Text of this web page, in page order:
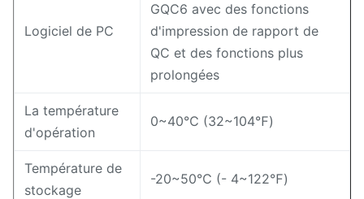
Logiciel de PC
GQC6 avec des fonctions
d'impression de rapport de
QC et des fonctions plus
prolongées
La température
d'opération
0~40℃ (32~104℉)
Température de
stockage
-20~50℃ (- 4~122℉)